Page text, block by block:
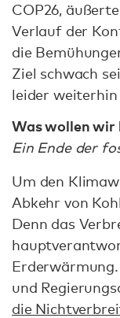
COP26,
Verlauf der
die
Ziel schwach
leider
Was wollen wir
Ein Ende der
Um den
Abkehr von
Denn das
und
die